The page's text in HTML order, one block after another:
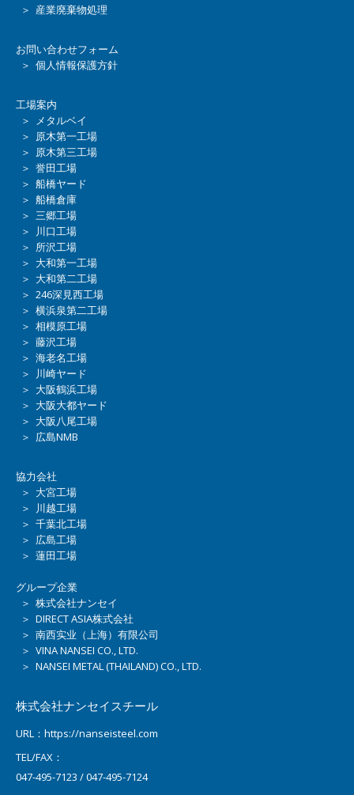
＞ 産業廃棄物処理
お問い合わせフォーム
＞ 個人情報保護方針
工場案内
＞ メタルベイ
＞ 原木第一工場
＞ 原木第三工場
＞ 誉田工場
＞ 船橋ヤード
＞ 船橋倉庫
＞ 三郷工場
＞ 川口工場
＞ 所沢工場
＞ 大和第一工場
＞ 大和第二工場
＞ 246深見西工場
＞ 横浜泉第二工場
＞ 相模原工場
＞ 藤沢工場
＞ 海老名工場
＞ 川崎ヤード
＞ 大阪鶴浜工場
＞ 大阪大都ヤード
＞ 大阪八尾工場
＞ 広島NMB
協力会社
＞ 大宮工場
＞ 川越工場
＞ 千葉北工場
＞ 広島工場
＞ 蓮田工場
グループ企業
＞ 株式会社ナンセイ
＞ DIRECT ASIA株式会社
＞ 南西实业（上海）有限公司
＞ VINA NANSEI CO., LTD.
＞ NANSEI METAL (THAILAND) CO., LTD.
株式会社ナンセイスチール
URL：https://nanseisteel.com
TEL/FAX：
047-495-7123 / 047-495-7124